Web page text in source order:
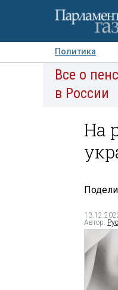
Политика
Авторы
Все о
в России
На
Автор: